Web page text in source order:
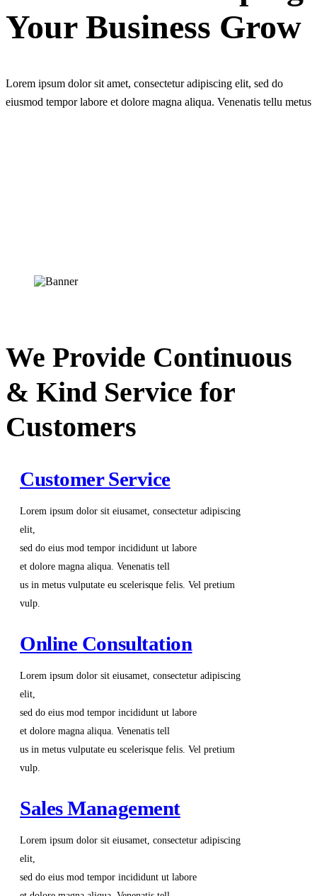
Your Business Grow
Lorem ipsum dolor sit amet, consectetur adipiscing elit, sed do
eiusmod tempor labore et dolore magna aliqua. Venenatis tellu metus
We Provide Continuous
& Kind Service for
Customers
Customer Service
Lorem ipsum dolor sit eiusamet, consectetur adipiscing
elit,
sed do eius mod tempor incididunt ut labore
et dolore magna aliqua. Venenatis tell
us in metus vulputate eu scelerisque felis. Vel pretium
vulp.
Online Consultation
Lorem ipsum dolor sit eiusamet, consectetur adipiscing
elit,
sed do eius mod tempor incididunt ut labore
et dolore magna aliqua. Venenatis tell
us in metus vulputate eu scelerisque felis. Vel pretium
vulp.
Sales Management
Lorem ipsum dolor sit eiusamet, consectetur adipiscing
elit,
sed do eius mod tempor incididunt ut labore